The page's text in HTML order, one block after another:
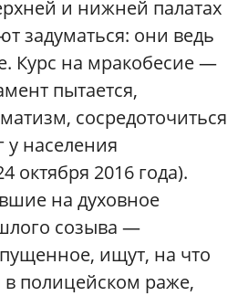
и нижней палатах
задуматься: они ведь
Курс на мракобесие —
пытается,
сосредоточиться
у населения
октября 2016 года).
на духовное
созыва —
ищут, на что
полицейском раже,